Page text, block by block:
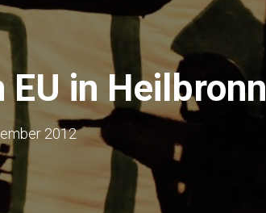
in Heilbronn
2012